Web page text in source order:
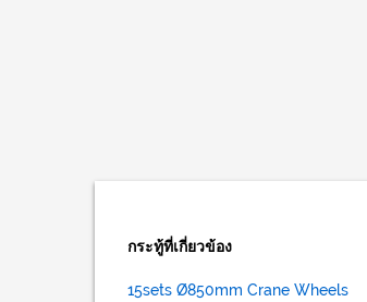
กระทู้ที่เกี่ยวข้อง
15sets Ø850mm Crane Wheels